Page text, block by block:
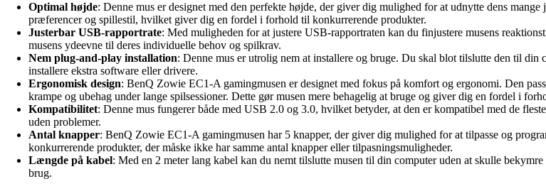
Optimal højde: Denne mus er designet med den perfekte højde, der giver dig mulighed for at udnytte dens
præferencer og spillestil, hvilket giver dig en fordel i forhold til konkurrerende produkter.
Justerbar USB-rapportrate: Med muligheden for at justere USB-rapportraten kan du finjustere musens
musens ydeevne til deres individuelle behov og spilkrav.
Nem plug-and-play installation: Denne mus er utrolig nem at installere og bruge. Du skal blot tilslutte den til
installere ekstra software eller drivere.
Ergonomisk design: BenQ Zowie EC1-A gamingmusen er designet med fokus på komfort og ergonomi. Den
krampe og ubehag under lange spilsessioner. Dette gør musen mere behagelig at bruge og giver dig en fordel i
Kompatibilitet: Denne mus fungerer både med USB 2.0 og 3.0, hvilket betyder, at den er kompatibel med de
uden problemer.
Antal knapper: BenQ Zowie EC1-A gamingmusen har 5 knapper, der giver dig mulighed for at tilpasse og
konkurrerende produkter, der måske ikke har samme antal knapper eller tilpasningsmuligheder.
Længde på kabel: Med en 2 meter lang kabel kan du nemt tilslutte musen til din computer uden at skulle
brug.